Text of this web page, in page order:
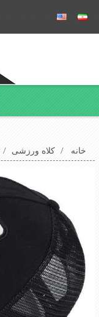
خانه / کلاه ورزشی /